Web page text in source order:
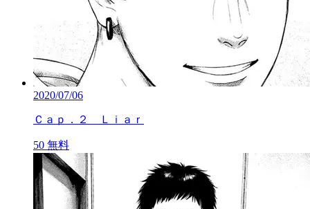
2020/07/06
Ｃａｐ．２ Ｌｉａｒ
50 無料